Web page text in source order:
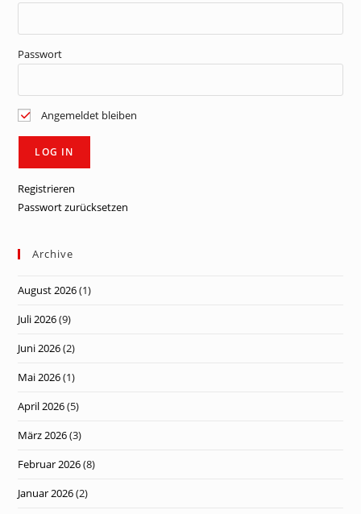
Passwort
Angemeldet bleiben
Registrieren
Passwort zurücksetzen
Archive
August 2026(1)
Juli 2026(9)
Juni 2026(2)
Mai 2026(1)
April 2026(5)
März 2026(3)
Februar 2026(8)
Januar 2026(2)